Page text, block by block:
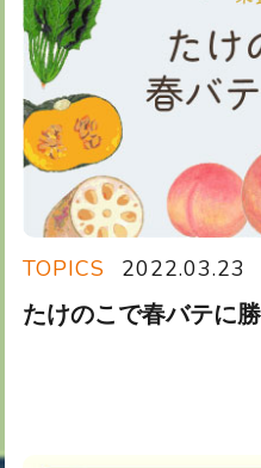
TOPICS 2022.03.23
たけのこで春バテに